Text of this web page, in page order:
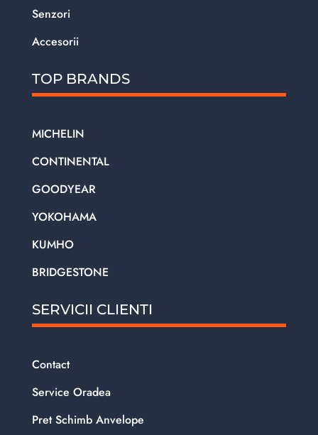
Senzori
Accesorii
TOP BRANDS
MICHELIN
CONTINENTAL
GOODYEAR
YOKOHAMA
KUMHO
BRIDGESTONE
SERVICII CLIENTI
Contact
Service Oradea
Pret Schimb Anvelope